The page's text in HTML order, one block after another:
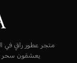
متجر عطور راقٍ في
يعشقون سحر